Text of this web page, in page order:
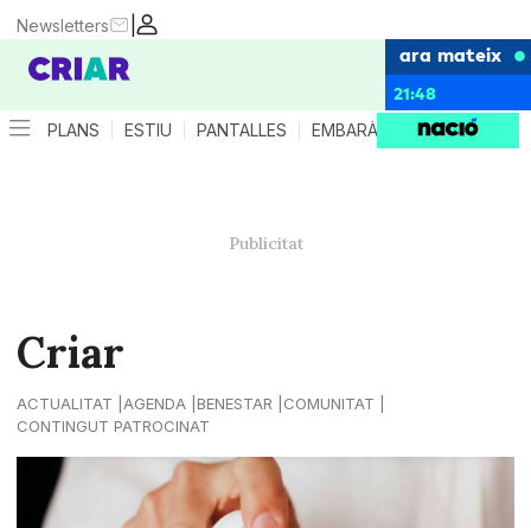
|
Newsletters
ara mateix
21:48
PLANS ESTIU PANTALLES EMBARÀS CRIANÇA
Criar
ACTUALITAT AGENDA BENESTAR
COMUNITAT
CONTINGUT PATROCINAT